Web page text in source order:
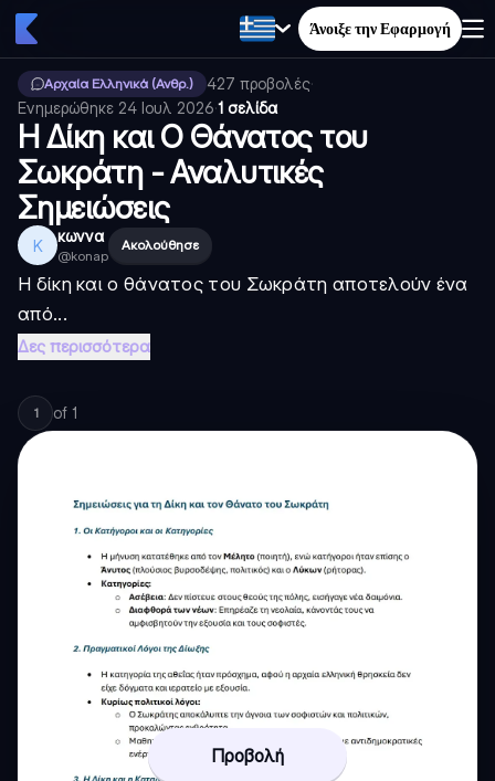
Άνοιξε την Εφαρμογή
Αρχαία Ελληνικά (Ανθρ.) 427 προβολές·
Ενημερώθηκε 24 Ιουλ 2026·1 σελίδα
Η Δίκη και Ο Θάνατος του
Σωκράτη - Αναλυτικές
Σημειώσεις
Κ κωννα
@konap
Ακολούθησε
Η δίκη και ο θάνατος του Σωκράτη αποτελούν ένα
από...
Δες περισσότερα
1 of 1
Προβολή